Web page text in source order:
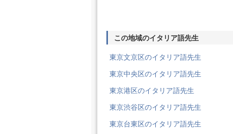
この地域のイタリア語先生
東京文京区のイタリア語先生
東京中央区のイタリア語先生
東京港区のイタリア語先生
東京渋谷区のイタリア語先生
東京台東区のイタリア語先生